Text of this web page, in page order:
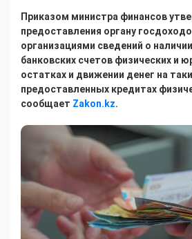
Приказом министра финансов
предоставления органу
организациями сведений о
банковских счетов физических и
остатках и движении денег на
предоставленных кредитах
сообщает Zakon.kz.